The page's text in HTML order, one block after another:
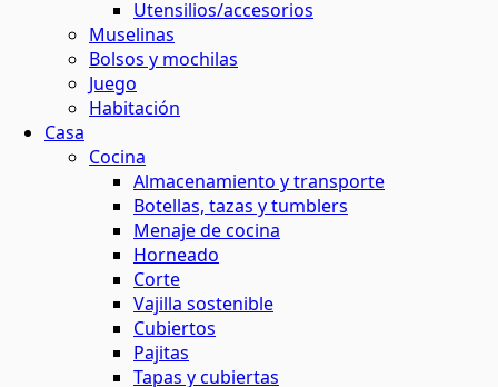
Utensilios/accesorios
Muselinas
Bolsos y mochilas
Juego
Habitación
Casa
Cocina
Almacenamiento y transporte
Botellas, tazas y tumblers
Menaje de cocina
Horneado
Corte
Vajilla sostenible
Cubiertos
Pajitas
Tapas y cubiertas